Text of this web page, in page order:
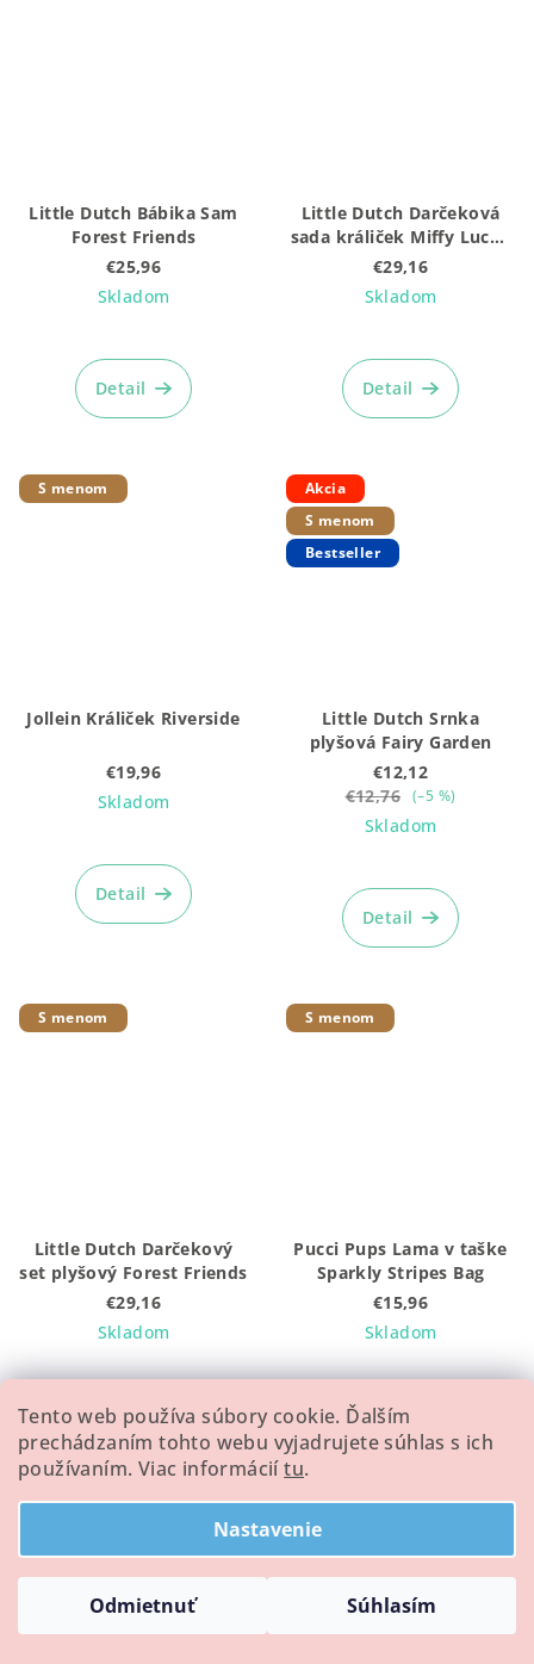
Tento web používa súbory cookie. Ďalším
prechádzaním tohto webu vyjadrujete súhlas s ich
používaním. Viac informáciítu.
Nastavenie
Odmietnuť Súhlasím
Little Dutch Bábika Sam
Forest Friends
€25,96
Skladom
hodnotenie
produktu
Detail
Little Dutch Darčeková
sada králiček Miffy Lucky
Blossom
€29,16
Skladom
Detail
S menom
Jollein Králiček Riverside
€19,96
Skladom
Detail
Akcia
S menom
Bestseller
Little Dutch Srnka
plyšová Fairy Garden
€12,12
€12,76 (–5 %)
Skladom
hodnotenie
produktu
Detail
S menom
Little Dutch Darčekový
set plyšový Forest Friends
€29,16
Skladom
Detail
S menom
Pucci Pups Lama v taške
Sparkly Stripes Bag
€15,96
Skladom
Detail
S menom